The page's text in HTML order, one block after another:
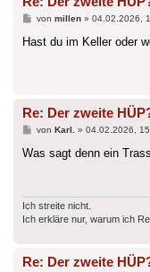
Beitrag
von millen» 04.02.2026,
Hast du im Keller oder
Re: Der zweite
Beitrag
von Karl. » 04.02.2026,
Was sagt denn ein
Ich streite nicht.
Ich erkläre nur, warum ich
Re: Der zweite